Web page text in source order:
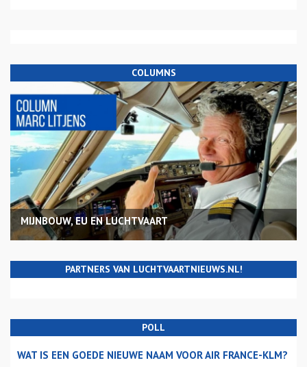
COLUMNS
MIJNBOUW, EU EN LUCHTVAART
PARTNERS VAN LUCHTVAARTNIEUWS.NL!
POLL
WAT IS EEN GOEDE NIEUWE NAAM VOOR AIR FRANCE-KLM?